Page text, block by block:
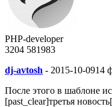
PHP-developer
3204 581983
dj-avtosh - 2015-10-0914
После этого в шаблоне
[past_clear]третья